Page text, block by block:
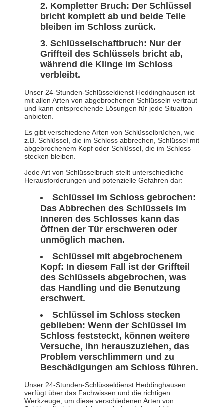
Kompletter Bruch: Der Schlüssel
bricht komplett ab und beide Teile
bleiben im Schloss zurück.
Schlüsselschaftbruch: Nur der
Griffteil des Schlüssels bricht ab,
während die Klinge im Schloss
verbleibt.
Unser 24-Stunden-Schlüsseldienst Heddinghausen ist
mit allen Arten von abgebrochenen Schlüsseln vertraut
und kann entsprechende Lösungen für jede Situation
anbieten.
Es gibt verschiedene Arten von Schlüsselbrüchen, wie
z.B. Schlüssel, die im Schloss abbrechen, Schlüssel mit
abgebrochenem Kopf oder Schlüssel, die im Schloss
stecken bleiben.
Jede Art von Schlüsselbruch stellt unterschiedliche
Herausforderungen und potenzielle Gefahren dar:
Schlüssel im Schloss gebrochen:
Das Abbrechen des Schlüssels im
Inneren des Schlosses kann das
Öffnen der Tür erschweren oder
unmöglich machen.
Schlüssel mit abgebrochenem
Kopf: In diesem Fall ist der Griffteil
des Schlüssels abgebrochen, was
das Handling und die Benutzung
erschwert.
Schlüssel im Schloss stecken
geblieben: Wenn der Schlüssel im
Schloss feststeckt, können weitere
Versuche, ihn herauszuziehen, das
Problem verschlimmern und zu
Beschädigungen am Schloss führen.
Unser 24-Stunden-Schlüsseldienst Heddinghausen
verfügt über das Fachwissen und die richtigen
Werkzeuge, um diese verschiedenen Arten von